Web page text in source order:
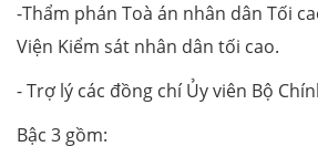
-Thẩm phán Toà án nhân dân Tối
Viện Kiểm sát nhân dân tối cao.
- Trợ lý các đồng chí Ủy viên Bộ
Bậc 3 gồm: